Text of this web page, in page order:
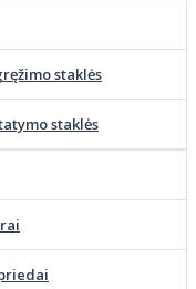
staklės
staklės